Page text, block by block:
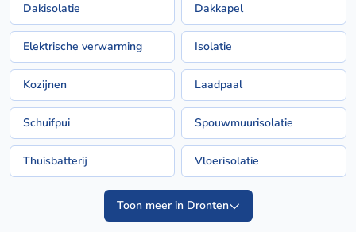
Dakisolatie Dakkapel
Elektrische verwarming Isolatie
Kozijnen Laadpaal
Schuifpui Spouwmuurisolatie
Thuisbatterij Vloerisolatie
Toon meer in Dronten